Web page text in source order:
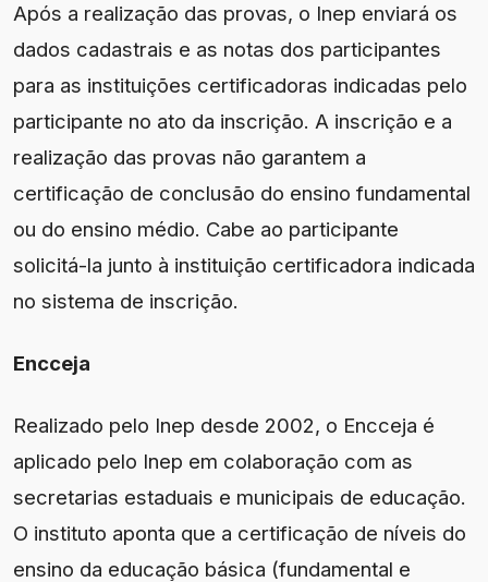
Após a realização das provas, o Inep enviará os
dados cadastrais e as notas dos participantes
para as instituições certificadoras indicadas pelo
participante no ato da inscrição. A inscrição e a
realização das provas não garantem a
certificação de conclusão do ensino fundamental
ou do ensino médio. Cabe ao participante
solicitá-la junto à instituição certificadora indicada
no sistema de inscrição.
Encceja
Realizado pelo Inep desde 2002, o Encceja é
aplicado pelo Inep em colaboração com as
secretarias estaduais e municipais de educação.
O instituto aponta que a certificação de níveis do
ensino da educação básica (fundamental e